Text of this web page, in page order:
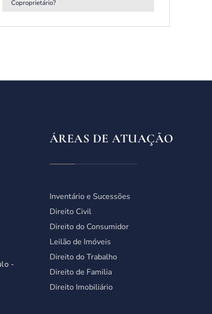
Coproprietário?
-
ÁREAS DE ATUAÇÃO
Inventário e Sucessões
Direito Civil
Direito do Consumidor
Leilão de Imóveis
Direito do Trabalho
Direito de Familia
Direito Imobiliário